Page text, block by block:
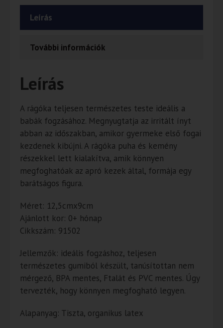
Leírás
További információk
Leírás
A rágóka teljesen természetes teste ideális a
babák fogzásához. Megnyugtatja az irritált ínyt
abban az időszakban, amikor gyermeke első fogai
kezdenek kibújni. A rágóka puha és kemény
részekkel lett kialakítva, amik könnyen
megfoghatóak az apró kezek által, formája egy
barátságos figura.
Méret: 12,5cmx9cm
Ajánlott kor: 0+ hónap
Cikkszám: 91502
Jellemzők: ideális fogzáshoz, teljesen
természetes gumiból készült, tanúsítottan nem
mérgező, BPA mentes, Ftalát és PVC mentes. Úgy
tervezték, hogy könnyen megfogható legyen.
Alapanyag: Tiszta, organikus latex